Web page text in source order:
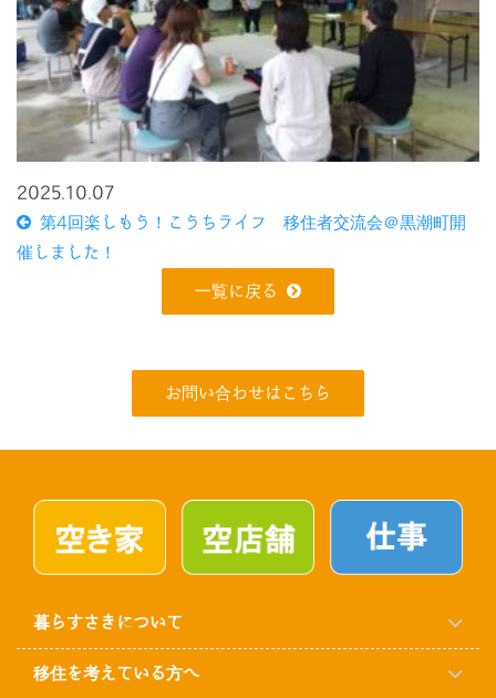
2025.10.07
第4回楽しもう！こうちライフ 移住者交流会＠黒潮町開
催しました！
一覧に戻る
お問い合わせはこちら
暮らすさきについて
移住を考えている方へ